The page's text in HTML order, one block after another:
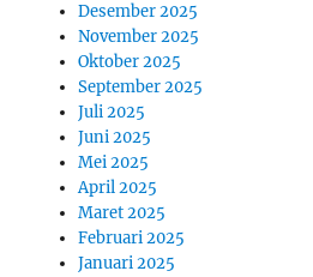
Desember 2025
November 2025
Oktober 2025
September 2025
Juli 2025
Juni 2025
Mei 2025
April 2025
Maret 2025
Februari 2025
Januari 2025